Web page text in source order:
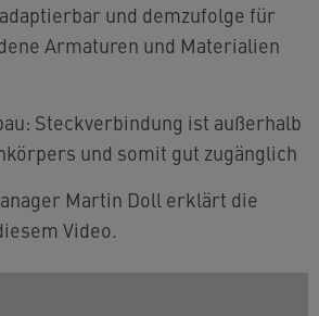
und demzufolge für
Armaturen und Materialien
Steckverbindung ist außerhalb
und somit gut zugänglich
Martin Doll erklärt die
Video.